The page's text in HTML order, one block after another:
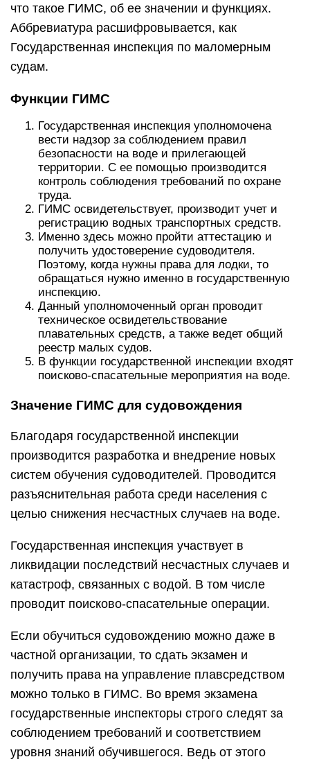
что такое ГИМС, об ее значении и функциях.
Аббревиатура расшифровывается, как
Государственная инспекция по маломерным
судам.
Функции ГИМС
Государственная инспекция уполномочена
вести надзор за соблюдением правил
безопасности на воде и прилегающей
территории. С ее помощью производится
контроль соблюдения требований по охране
труда.
ГИМС освидетельствует, производит учет и
регистрацию водных транспортных средств.
Именно здесь можно пройти аттестацию и
получить удостоверение судоводителя.
Поэтому, когда нужны права для лодки, то
обращаться нужно именно в государственную
инспекцию.
Данный уполномоченный орган проводит
техническое освидетельствование
плавательных средств, а также ведет общий
реестр малых судов.
В функции государственной инспекции входят
поисково-спасательные мероприятия на воде.
Значение ГИМС для судовождения
Благодаря государственной инспекции
производится разработка и внедрение новых
систем обучения судоводителей. Проводится
разъяснительная работа среди населения с
целью снижения несчастных случаев на воде.
Государственная инспекция участвует в
ликвидации последствий несчастных случаев и
катастроф, связанных с водой. В том числе
проводит поисково-спасательные операции.
Если обучиться судовождению можно даже в
частной организации, то сдать экзамен и
получить права на управление плавсредством
можно только в ГИМС. Во время экзамена
государственные инспекторы строго следят за
соблюдением требований и соответствием
уровня знаний обучившегося. Ведь от этого